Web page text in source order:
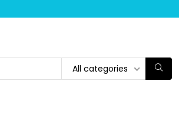
All categories